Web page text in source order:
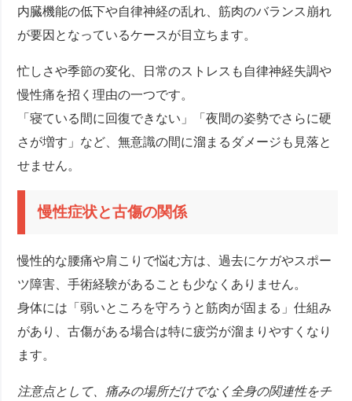
内臓機能の低下や自律神経の乱れ、筋肉のバランス崩れ
が要因となっているケースが目立ちます。
忙しさや季節の変化、日常のストレスも自律神経失調や
慢性痛を招く理由の一つです。
「寝ている間に回復できない」「夜間の姿勢でさらに硬
さが増す」など、無意識の間に溜まるダメージも見落と
せません。
慢性症状と古傷の関係
慢性的な腰痛や肩こりで悩む方は、過去にケガやスポー
ツ障害、手術経験があることも少なくありません。
身体には「弱いところを守ろうと筋肉が固まる」仕組み
があり、古傷がある場合は特に疲労が溜まりやすくなり
ます。
注意点として、痛みの場所だけでなく全身の関連性をチ